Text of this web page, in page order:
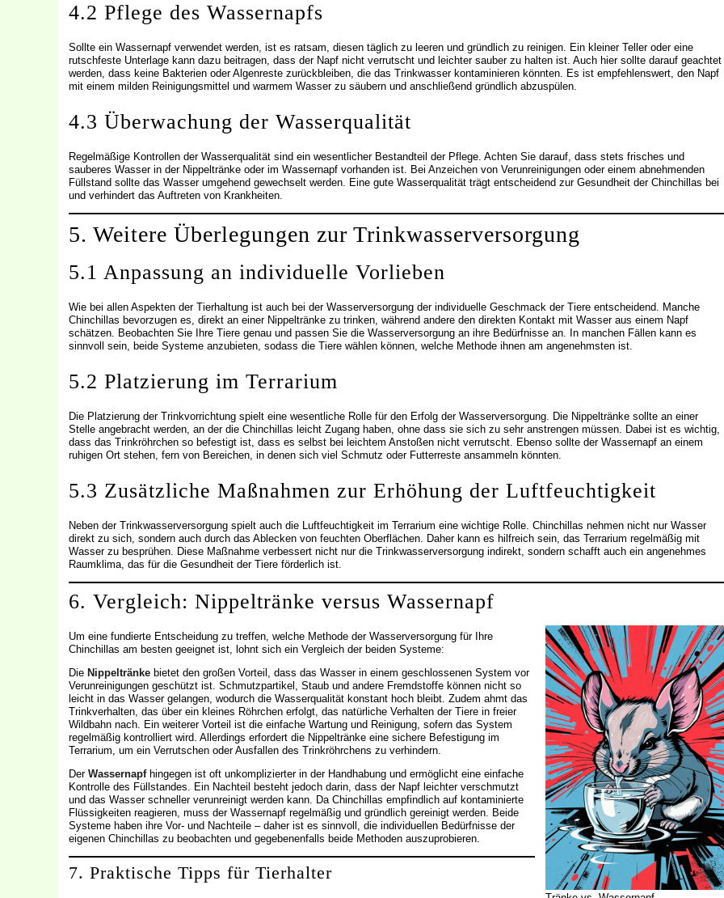
4.2 Pflege des Wassernapfs
Sollte ein Wassernapf verwendet werden, ist es ratsam, diesen täglich zu leeren und gründlich zu reinigen. Ein kleiner Teller oder eine
rutschfeste Unterlage kann dazu beitragen, dass der Napf nicht verrutscht und leichter sauber zu halten ist. Auch hier sollte darauf geachtet
werden, dass keine Bakterien oder Algenreste zurückbleiben, die das Trinkwasser kontaminieren könnten. Es ist empfehlenswert, den Napf
mit einem milden Reinigungsmittel und warmem Wasser zu säubern und anschließend gründlich abzuspülen.
4.3 Überwachung der Wasserqualität
Regelmäßige Kontrollen der Wasserqualität sind ein wesentlicher Bestandteil der Pflege. Achten Sie darauf, dass stets frisches und
sauberes Wasser in der Nippeltränke oder im Wassernapf vorhanden ist. Bei Anzeichen von Verunreinigungen oder einem abnehmenden
Füllstand sollte das Wasser umgehend gewechselt werden. Eine gute Wasserqualität trägt entscheidend zur Gesundheit der Chinchillas bei
und verhindert das Auftreten von Krankheiten.
5. Weitere Überlegungen zur Trinkwasserversorgung
5.1 Anpassung an individuelle Vorlieben
Wie bei allen Aspekten der Tierhaltung ist auch bei der Wasserversorgung der individuelle Geschmack der Tiere entscheidend. Manche
Chinchillas bevorzugen es, direkt an einer Nippeltränke zu trinken, während andere den direkten Kontakt mit Wasser aus einem Napf
schätzen. Beobachten Sie Ihre Tiere genau und passen Sie die Wasserversorgung an ihre Bedürfnisse an. In manchen Fällen kann es
sinnvoll sein, beide Systeme anzubieten, sodass die Tiere wählen können, welche Methode ihnen am angenehmsten ist.
5.2 Platzierung im Terrarium
Die Platzierung der Trinkvorrichtung spielt eine wesentliche Rolle für den Erfolg der Wasserversorgung. Die Nippeltränke sollte an einer
Stelle angebracht werden, an der die Chinchillas leicht Zugang haben, ohne dass sie sich zu sehr anstrengen müssen. Dabei ist es wichtig,
dass das Trinkröhrchen so befestigt ist, dass es selbst bei leichtem Anstoßen nicht verrutscht. Ebenso sollte der Wassernapf an einem
ruhigen Ort stehen, fern von Bereichen, in denen sich viel Schmutz oder Futterreste ansammeln könnten.
5.3 Zusätzliche Maßnahmen zur Erhöhung der Luftfeuchtigkeit
Neben der Trinkwasserversorgung spielt auch die Luftfeuchtigkeit im Terrarium eine wichtige Rolle. Chinchillas nehmen nicht nur Wasser
direkt zu sich, sondern auch durch das Ablecken von feuchten Oberflächen. Daher kann es hilfreich sein, das Terrarium regelmäßig mit
Wasser zu besprühen. Diese Maßnahme verbessert nicht nur die Trinkwasserversorgung indirekt, sondern schafft auch ein angenehmes
Raumklima, das für die Gesundheit der Tiere förderlich ist.
6. Vergleich: Nippeltränke versus Wassernapf
Um eine fundierte Entscheidung zu treffen, welche Methode der Wasserversorgung für Ihre
Chinchillas am besten geeignet ist, lohnt sich ein Vergleich der beiden Systeme:
Die Nippeltränke bietet den großen Vorteil, dass das Wasser in einem geschlossenen System vor
Verunreinigungen geschützt ist. Schmutzpartikel, Staub und andere Fremdstoffe können nicht so
leicht in das Wasser gelangen, wodurch die Wasserqualität konstant hoch bleibt. Zudem ahmt das
Trinkverhalten, das über ein kleines Röhrchen erfolgt, das natürliche Verhalten der Tiere in freier
Wildbahn nach. Ein weiterer Vorteil ist die einfache Wartung und Reinigung, sofern das System
regelmäßig kontrolliert wird. Allerdings erfordert die Nippeltränke eine sichere Befestigung im
Terrarium, um ein Verrutschen oder Ausfallen des Trinkröhrchens zu verhindern.
Der Wassernapfhingegen ist oft unkomplizierter in der Handhabung und ermöglicht eine einfache
Kontrolle des Füllstandes. Ein Nachteil besteht jedoch darin, dass der Napf leichter verschmutzt
und das Wasser schneller verunreinigt werden kann. Da Chinchillas empfindlich auf kontaminierte
Flüssigkeiten reagieren, muss der Wassernapf regelmäßig und gründlich gereinigt werden. Beide
Systeme haben ihre Vor- und Nachteile – daher ist es sinnvoll, die individuellen Bedürfnisse der
eigenen Chinchillas zu beobachten und gegebenenfalls beide Methoden auszuprobieren.
7. Praktische Tipps für Tierhalter